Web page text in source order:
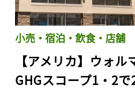
小売・宿泊・飲食・店舗
【アメリカ】ウォル
GHGスコープ1・2